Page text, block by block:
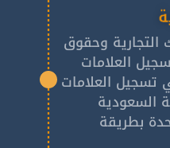
التجارية وحقوق
العلامات
تسجيل العلامات
السعودية
بطريقة